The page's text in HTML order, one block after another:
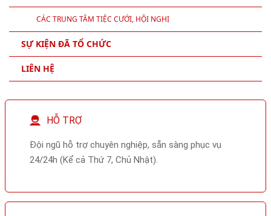
CÁC TRUNG TÂM TIỆC CƯỚI, HỘI NGHỊ
SỰ KIỆN ĐÃ TỔ CHỨC
LIÊN HỆ
HỖ TRỢ
Đội ngũ hỗ trợ chuyên nghiệp, sẵn sàng phục vụ
24/24h (Kể cả Thứ 7, Chủ Nhật).